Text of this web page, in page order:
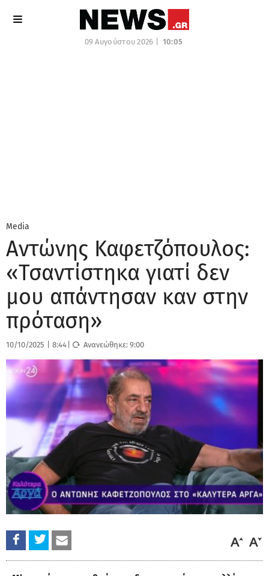
09 Αυγούστου 2026 | 10:05
Media
Αντώνης Καφετζόπουλος:
«Τσαντίστηκα γιατί δεν
μου απάντησαν καν στην
πρόταση»
10/10/2025 8:44 Ανανεώθηκε:9:00